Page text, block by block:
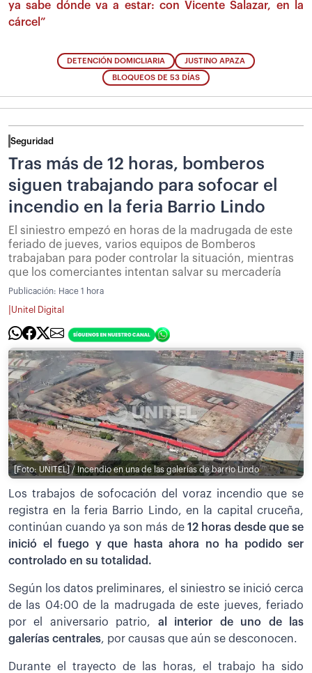
ya sabe dónde va a estar: con Vicente Salazar, en la
cárcel”
DETENCIÓN DOMICLIARIA JUSTINO APAZA
BLOQUEOS DE 53 DÍAS
Seguridad
Tras más de 12 horas, bomberos
siguen trabajando para sofocar el
incendio en la feria Barrio Lindo
El siniestro empezó en horas de la madrugada de este
feriado de jueves, varios equipos de Bomberos
trabajaban para poder controlar la situación, mientras
que los comerciantes intentan salvar su mercadería
Publicación: Hace 1 hora
Unitel Digital
[Foto: UNITEL] / Incendio en una de las galerías de barrio Lindo
Los trabajos de sofocación del voraz incendio que se
registra en la feria Barrio Lindo, en la capital cruceña,
continúan cuando ya son más de 12 horas desde que se
inició el fuego y que hasta ahora no ha podido ser
controlado en su totalidad.
Según los datos preliminares, el siniestro se inició cerca
de las 04:00 de la madrugada de este jueves, feriado
por el aniversario patrio, al interior de uno de las
galerías centrales, por causas que aún se desconocen.
Durante el trayecto de las horas, el trabajo ha sido